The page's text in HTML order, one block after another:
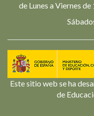
de Lunes a Viernes
Este sitio web se ha
de